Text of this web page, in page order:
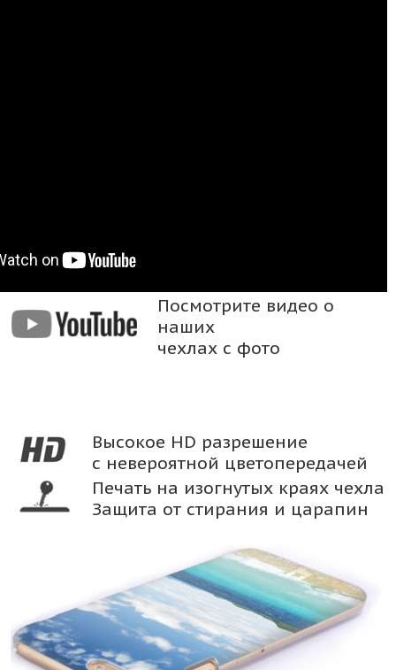
Посмотрите видео о
наших
чехлах с фото
Высокое HD разрешение
с невероятной цветопередачей
Печать на изогнутых краях чехла
Защита от стирания и царапин